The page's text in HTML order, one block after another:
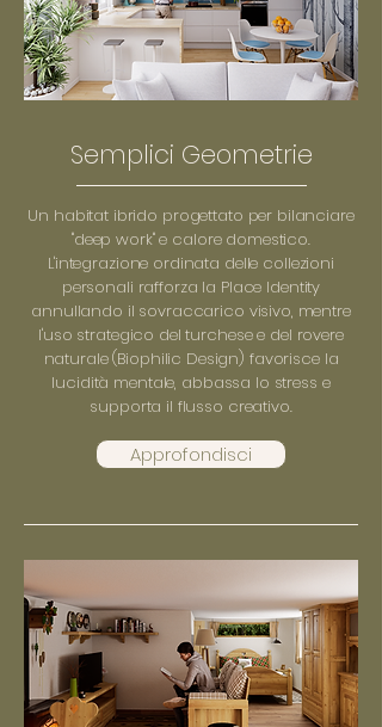
Semplici Geometrie
Un habitat ibrido progettato per bilanciare
"deep work" e calore domestico.
L'integrazione ordinata delle collezioni
personali rafforza la Place Identity
annullando il sovraccarico visivo, mentre
l'uso strategico del turchese e del rovere
naturale (Biophilic Design) favorisce la
lucidità mentale, abbassa lo stress e
supporta il flusso creativo.
Approfondisci